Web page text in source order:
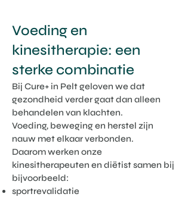
Voeding en
kinesitherapie: een
sterke combinatie
Bij Cure+ in Pelt geloven we dat
gezondheid verder gaat dan alleen
behandelen van klachten.
Voeding, beweging en herstel zijn
nauw met elkaar verbonden.
Daarom werken onze
kinesitherapeuten en diëtist samen bij
bijvoorbeeld:
sportrevalidatie